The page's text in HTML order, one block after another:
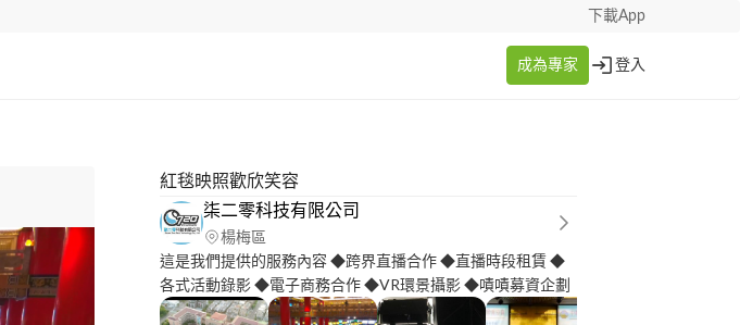
下載App
成為專家 登入
紅毯映照歡欣笑容
柒二零科技有限公司
楊梅區
這是我們提供的服務內容 ◆跨界直播合作 ◆直播時段租賃 ◆
各式活動錄影 ◆電子商務合作 ◆VR環景攝影 ◆嘖嘖募資企劃